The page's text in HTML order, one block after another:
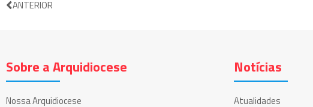
ANTERIOR
Sobre a Arquidiocese
Nossa Arquidiocese
Notícias
Atualidades